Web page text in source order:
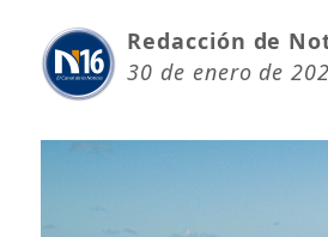
Redacción de
30 de enero de